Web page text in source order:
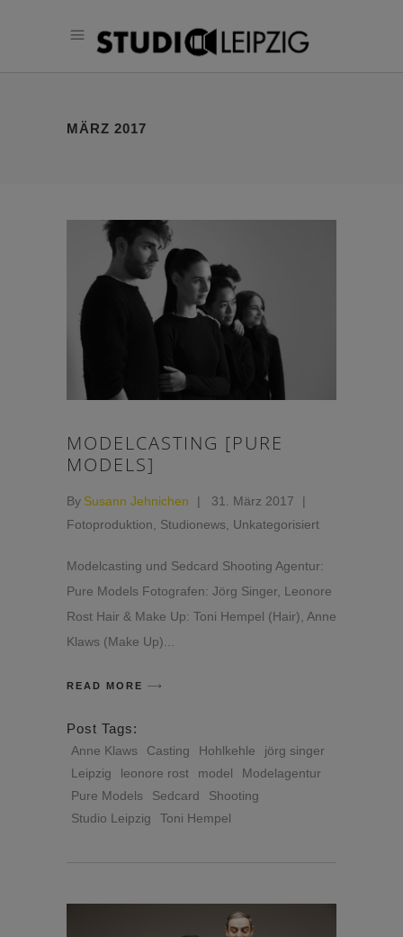
MÄRZ 2017
MODELCASTING [PURE
MODELS]
By Susann Jehnichen
31. März 2017
Fotoproduktion, Studionews, Unkategorisiert
Modelcasting und Sedcard Shooting Agentur:
Pure Models Fotografen: Jörg Singer, Leonore
Rost Hair & Make Up: Toni Hempel (Hair), Anne
Klaws (Make Up)
READ MORE
Post Tags:
Anne Klaws Casting Hohlkehle
jörg singer
Leipzig
leonore rost model
Modelagentur
Pure Models
Sedcard
Shooting
Studio Leipzig
Toni Hempel